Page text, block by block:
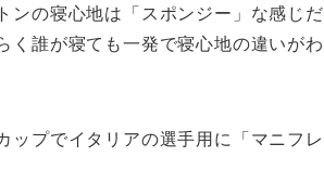
ンの寝心地は「スポンジー」な感じだ
く誰が寝ても一発で寝心地の違いがわ
ップでイタリアの選手用に「マニフレ